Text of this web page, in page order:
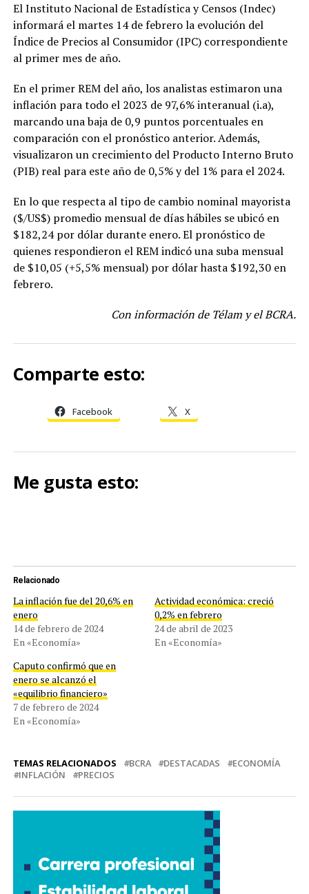
El Instituto Nacional de Estadística y Censos (Indec)
informará el martes 14 de febrero la evolución del
Índice de Precios al Consumidor (IPC) correspondiente
al primer mes de año.
En el primer REM del año, los analistas estimaron una
inflación para todo el 2023 de 97,6% interanual (i.a),
marcando una baja de 0,9 puntos porcentuales en
comparación con el pronóstico anterior. Además,
visualizaron un crecimiento del Producto Interno Bruto
(PIB) real para este año de 0,5% y del 1% para el 2024.
En lo que respecta al tipo de cambio nominal mayorista
($/US$) promedio mensual de días hábiles se ubicó en
$182,24 por dólar durante enero. El pronóstico de
quienes respondieron el REM indicó una suba mensual
de $10,05 (+5,5% mensual) por dólar hasta $192,30 en
febrero.
Con información de Télam y el BCRA.
Comparte esto:
Facebook X
Me gusta esto:
Relacionado
La inflación fue del 20,6% en
enero
14 de febrero de 2024
En «Economía»
Actividad económica: creció
0,2% en febrero
24 de abril de 2023
En «Economía»
Caputo confirmó que en
enero se alcanzó el
«equilibrio financiero»
7 de febrero de 2024
En «Economía»
TEMAS RELACIONADOS BCRA DESTACADAS
ECONOMÍA
INFLACIÓN
PRECIOS